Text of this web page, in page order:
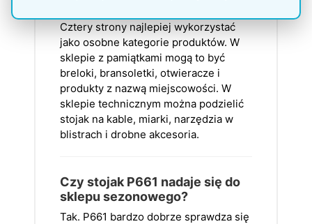
Cztery strony najlepiej wykorzystać
jako osobne kategorie produktów. W
sklepie z pamiątkami mogą to być
breloki, bransoletki, otwieracze i
produkty z nazwą miejscowości. W
sklepie technicznym można podzielić
stojak na kable, miarki, narzędzia w
blistrach i drobne akcesoria.
Czy stojak P661 nadaje się do
sklepu sezonowego?
Tak. P661 bardzo dobrze sprawdza się